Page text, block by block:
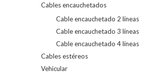
Cables encauchetados
Cable encauchetado 2 líneas
Cable encauchetado 3 líneas
Cable encauchetado 4 líneas
Cables estéreos
Vehicular